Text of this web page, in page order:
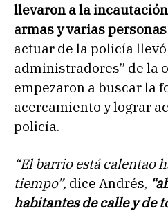
llevaron a la
armas y varias
actuar de la policía
administradores” de la
empezaron a buscar la
acercamiento y lograr
policía.
“El barrio está calentao
tiempo”, dice Andrés,
habitantes de calle y de